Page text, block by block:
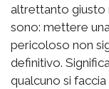
altrettanto giusto
sono: mettere
pericoloso non
definitivo.
qualcuno si faccia